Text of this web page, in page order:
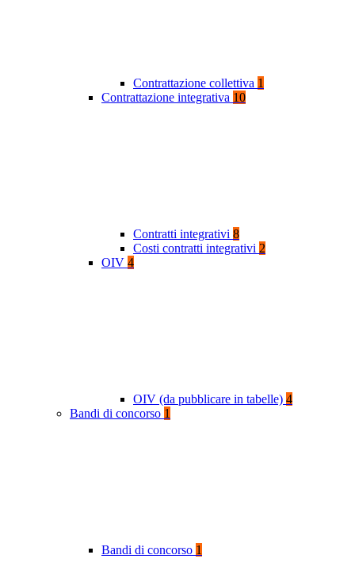
Contrattazione collettiva 1
Contrattazione integrativa 10
Contratti integrativi 8
Costi contratti integrativi 2
OIV 4
OIV (da pubblicare in tabelle) 4
Bandi di concorso 1
Bandi di concorso 1